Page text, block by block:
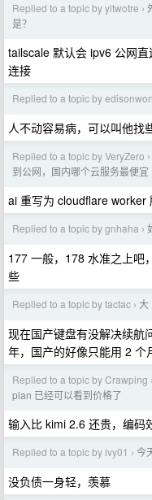
Replied to a topic by yitwotre ›
是？
tailscale 默认会 ipv6 公网
连接
Replied to a topic by
人不动容易病，可以叫他找
Replied to a topic by VeryZero ›
到公网，国内哪个云服务最便宜
ai 重写为 cloudflare worker
Replied to a topic by gnhaha ›
177 一般，178 水准之上吧
些
Replied to a topic by tactac › 大
现在国产键盘有没解决续航
年，国产的好像只能用 2 个
Replied to a topic by Crawping ›
plan 已经可以看到价格了
输入比 kimi 2.6 还贵，编码
Replied to a topic by ivy01 › 今
没负债一身轻，羡慕